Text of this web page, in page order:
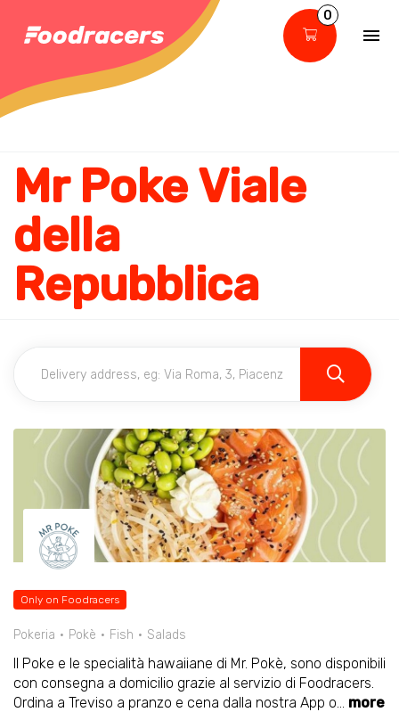
0
Mr Poke Viale
della
Repubblica
Only on Foodracers
Pokeria Pokè Fish Salads
Il Poke e le specialità hawaiiane di Mr. Pokè, sono disponibili
con consegna a domicilio grazie al servizio di Foodracers.
Ordina a Treviso a pranzo e cena dalla nostra App o... more